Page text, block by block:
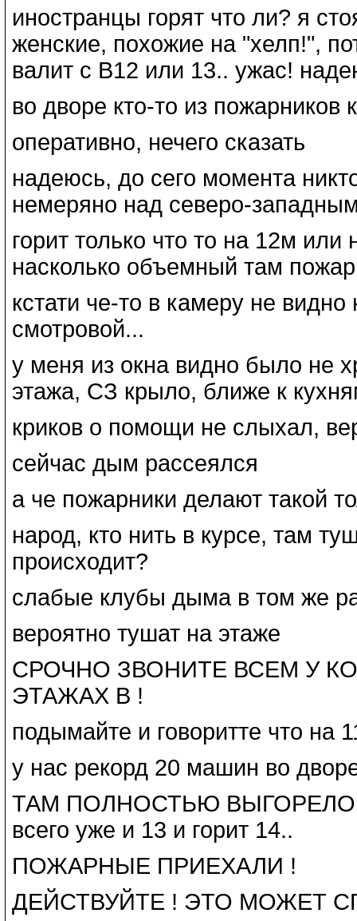
иностранцы горят что ли? я
женские, похожие на "хелп!",
валит с В12 или 13.. ужас!
во дворе кто-то из пожарников
оперативно, нечего сказать
надеюсь, до сего момента
немеряно над северо-
горит только что то на 12м
насколько объемный там
кстати че-то в камеру не видно
смотровой...
у меня из окна видно было не
этажа, СЗ крыло, ближе к
криков о помощи не слыхал,
сейчас дым рассеялся
а че пожарники делают такой
народ, кто нить в курсе, там
происходит?
слабые клубы дыма в том же
вероятно тушат на этаже
СРОЧНО ЗВОНИТЕ ВСЕМ У
ЭТАЖАХ В !
подымайте и говоритте что
у нас рекорд 20 машин во
ТАМ ПОЛНОСТЬЮ ВЫГОРЕЛО
всего уже и 13 и горит 14..
ПОЖАРНЫЕ ПРИЕХАЛИ !
ДЕЙСТВУЙТЕ ! ЭТО МОЖЕТ